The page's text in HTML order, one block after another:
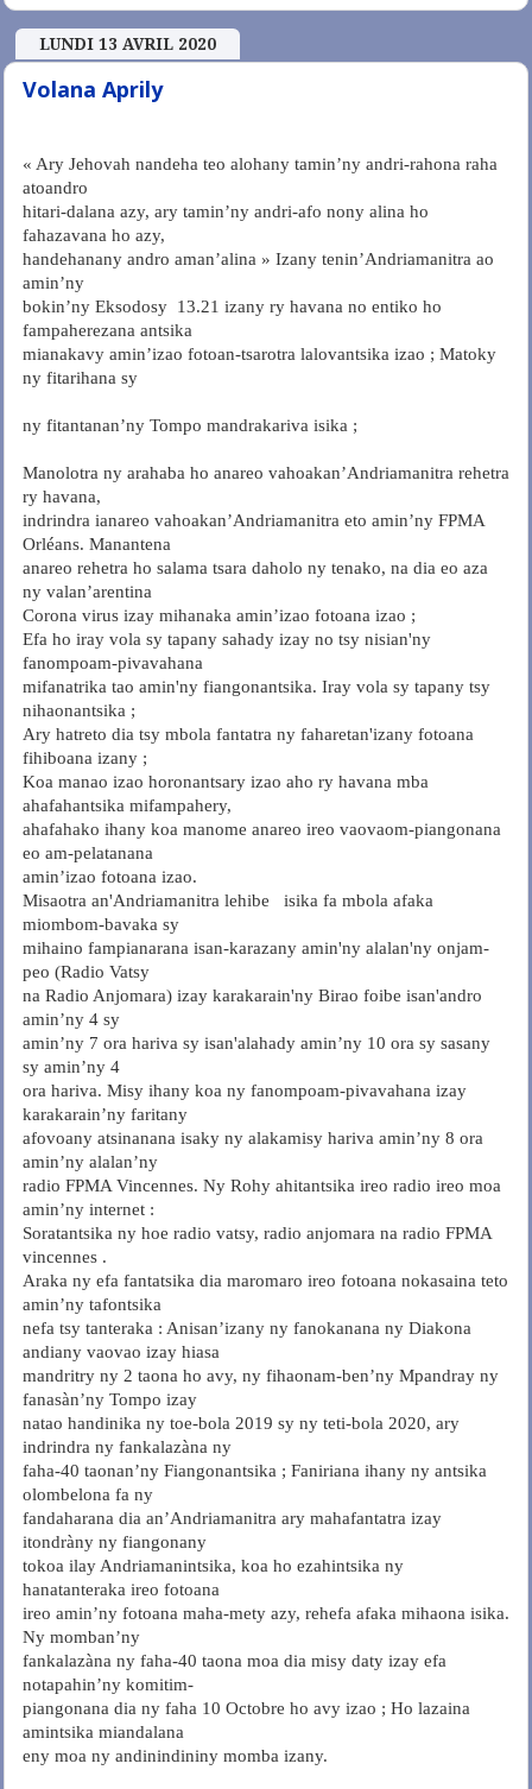
LUNDI 13 AVRIL 2020
Volana Aprily
« Ary Jehovah nandeha teo alohany tamin’ny andri-rahona raha
atoandro
hitari-dalana azy, ary tamin’ny andri-afo nony alina ho
fahazavana ho azy,
handehanany andro aman’alina » Izany tenin’Andriamanitra ao
amin’ny
bokin’ny Eksodosy 13.21 izany ry havana no entiko ho
fampaherezana antsika
mianakavy amin’izao fotoan-tsarotra lalovantsika izao ; Matoky
ny fitarihana sy
ny fitantanan’ny Tompo mandrakariva isika ;
Manolotra ny arahaba ho anareo vahoakan’Andriamanitra rehetra
ry havana,
indrindra ianareo vahoakan’Andriamanitra eto amin’ny FPMA
Orléans. Manantena
anareo rehetra ho salama tsara daholo ny tenako, na dia eo aza
ny valan’arentina
Corona virus izay mihanaka amin’izao fotoana izao ;
Efa ho iray vola sy tapany sahady izay no tsy nisian'ny
fanompoam-pivavahana
mifanatrika tao amin'ny fiangonantsika. Iray vola sy tapany tsy
nihaonantsika ;
Ary hatreto dia tsy mbola fantatra ny faharetan'izany fotoana
fihiboana izany ;
Koa manao izao horonantsary izao aho ry havana mba
ahafahantsika mifampahery,
ahafahako ihany koa manome anareo ireo vaovaom-piangonana
eo am-pelatanana
amin’izao fotoana izao.
Misaotra an'Andriamanitra lehibe isika fa mbola afaka
miombom-bavaka sy
mihaino fampianarana isan-karazany amin'ny alalan'ny onjam-
peo (Radio Vatsy
na Radio Anjomara) izay karakarain'ny Birao foibe isan'andro
amin’ny 4 sy
amin’ny 7 ora hariva sy isan'alahady amin’ny 10 ora sy sasany
sy amin’ny 4
ora hariva. Misy ihany koa ny fanompoam-pivavahana izay
karakarain’ny faritany
afovoany atsinanana isaky ny alakamisy hariva amin’ny 8 ora
amin’ny alalan’ny
radio FPMA Vincennes. Ny Rohy ahitantsika ireo radio ireo moa
amin’ny internet :
Soratantsika ny hoe radio vatsy, radio anjomara na radio FPMA
vincennes .
Araka ny efa fantatsika dia maromaro ireo fotoana nokasaina teto
amin’ny tafontsika
nefa tsy tanteraka : Anisan’izany ny fanokanana ny Diakona
andiany vaovao izay hiasa
mandritry ny 2 taona ho avy, ny fihaonam-ben’ny Mpandray ny
fanasàn’ny Tompo izay
natao handinika ny toe-bola 2019 sy ny teti-bola 2020, ary
indrindra ny fankalazàna ny
faha-40 taonan’ny Fiangonantsika ; Faniriana ihany ny antsika
olombelona fa ny
fandaharana dia an’Andriamanitra ary mahafantatra izay
itondràny ny fiangonany
tokoa ilay Andriamanintsika, koa ho ezahintsika ny
hanatanteraka ireo fotoana
ireo amin’ny fotoana maha-mety azy, rehefa afaka mihaona isika.
Ny momban’ny
fankalazàna ny faha-40 taona moa dia misy daty izay efa
notapahin’ny komitim-
piangonana dia ny faha 10 Octobre ho avy izao ; Ho lazaina
amintsika miandalana
eny moa ny andinindininy momba izany.